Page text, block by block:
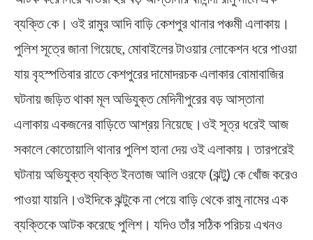
ব্যক্তি কে। ওই রামুর আদি বাড়ি কেশপুর থানার পঞ্চমী এলাকায়।
পুলিশ সূত্রে জানা গিয়েছে, মোবাইলের টাওয়ার লোকেশন ধরে পাওয়া
যায় বৃহস্পতিবার রাতে কেশপুরের দামোদরচক এলাকার বোমাবাজির
ঘটনায় জড়িত থাকা মূল অভিযুক্ত মেদিনীপুরের বড় আস্তানা
এলাকায় একজনের বাড়িতে আশ্রয় নিয়েছে।ওই সূত্র ধরেই আজ
সকালে কোতোয়ালি থানার পুলিশ হানা দেয় ওই এলাকায়। তারপরেই
ঘটনায় অভিযুক্ত ব্যক্তি ইনতাজ আলি ওরফে (ঝন্টু) কে খোঁজ করেও
পাওয়া যায়নি।ওইদিকে ঝন্টুকে না পেয়ে বাড়ি থেকে রামু নামের এক
ব্যক্তিকে আটক করেছে পুলিশ। যদিও তাঁর সঠিক পরিচয় এখনও